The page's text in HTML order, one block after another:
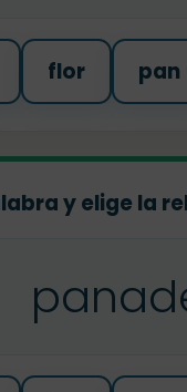
flor pan
y elige la